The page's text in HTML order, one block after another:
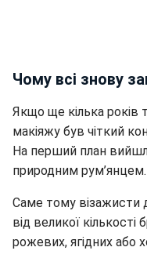
Чому всі знову
Якщо ще кілька
макіяжу був чіткий
На перший план
природним рум’янцем.
Саме тому візажисти
від великої
рожевих, ягідних або